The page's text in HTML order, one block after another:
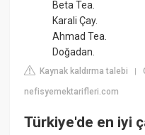
Beta Tea.
Karali Çay.
Ahmad Tea.
Doğadan.
Kaynak kaldırma talebi |
nefisyemektarifleri.com
Türkiye'de en iyi